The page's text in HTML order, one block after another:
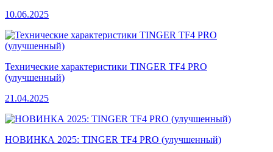
10.06.2025
Технические характеристики TINGER TF4 PRO
(улучшенный)
21.04.2025
НОВИНКА 2025: TINGER TF4 PRO (улучшенный)